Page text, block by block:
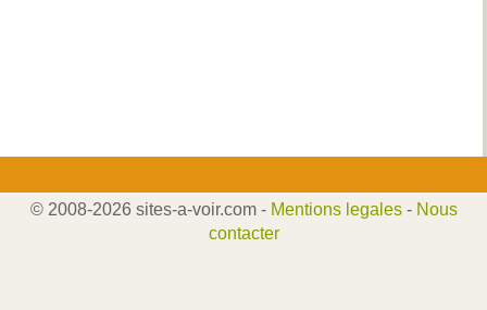
© 2008-2026 sites-a-voir.com - Mentions legales- Nous
contacter